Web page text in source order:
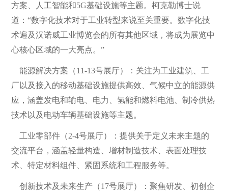
方案、人工智能和5G基础设施等主题。柯克勒博士说
道：“数字化技术对于工业转型来说至关重要。数字化技
术遍及汉诺威工业博览会的所有其他区域，将成为展览中
心核心区域的一大亮点。”
能源解决方案（11-13号展厅）：关注为工业建筑、工
厂以及接入的移动基础设施提供高效、气候中立的能源供
应，涵盖发电和输电、电力、氢能和燃料电池、制冷供热
技术以及电动车辆基础设施等主题。
工业零部件（2-4号展厅）：提供关于定义未来主题的
交流平台，涵盖轻量构造、增材制造技术、表面处理技
术、特定材料组件、紧固系统和工程服务等。
创新技术及未来生产（17号展厅）：聚焦研发、初创企